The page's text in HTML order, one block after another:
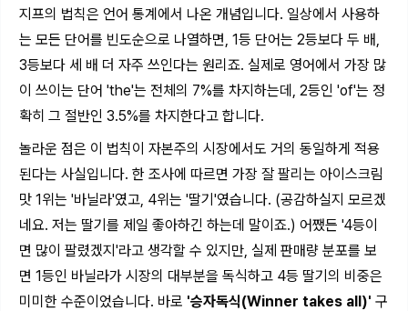
지프의 법칙은 언어 통계에서 나온 개념입니다. 일상에서 사용하
는 모든 단어를 빈도순으로 나열하면, 1등 단어는 2등보다 두 배,
3등보다 세 배 더 자주 쓰인다는 원리죠. 실제로 영어에서 가장 많
이 쓰이는 단어 'the'는 전체의 7%를 차지하는데, 2등인 'of'는 정
확히 그 절반인 3.5%를 차지한다고 합니다.
놀라운 점은 이 법칙이 자본주의 시장에서도 거의 동일하게 적용
된다는 사실입니다. 한 조사에 따르면 가장 잘 팔리는 아이스크림
맛 1위는 '바닐라'였고, 4위는 '딸기'였습니다. (공감하실지 모르겠
네요. 저는 딸기를 제일 좋아하긴 하는데 말이죠.) 어쨌든 '4등이
면 많이 팔렸겠지'라고 생각할 수 있지만, 실제 판매량 분포를 보
면 1등인 바닐라가 시장의 대부분을 독식하고 4등 딸기의 비중은
미미한 수준이었습니다. 바로 '승자독식(Winner takes all)' 구